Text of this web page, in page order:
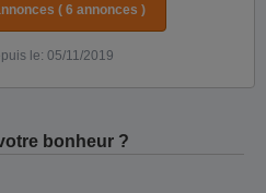
( 6 annonces )
le: 05/11/2019
bonheur ?